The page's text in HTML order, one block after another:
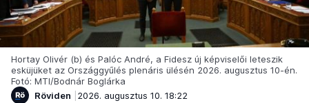
Hortay Olivér (b) és Palóc André, a Fidesz új képviselői leteszik
esküjüket az Országgyűlés plenáris ülésén 2026. augusztus 10-én.
Fotó: MTI/Bodnár Boglárka
Röviden
2026. augusztus 10. 18:22